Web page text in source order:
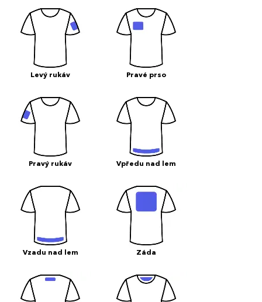
Levý rukáv Pravé prso
Pravý rukáv Vpředu nad lem
Vzadu nad lem Záda